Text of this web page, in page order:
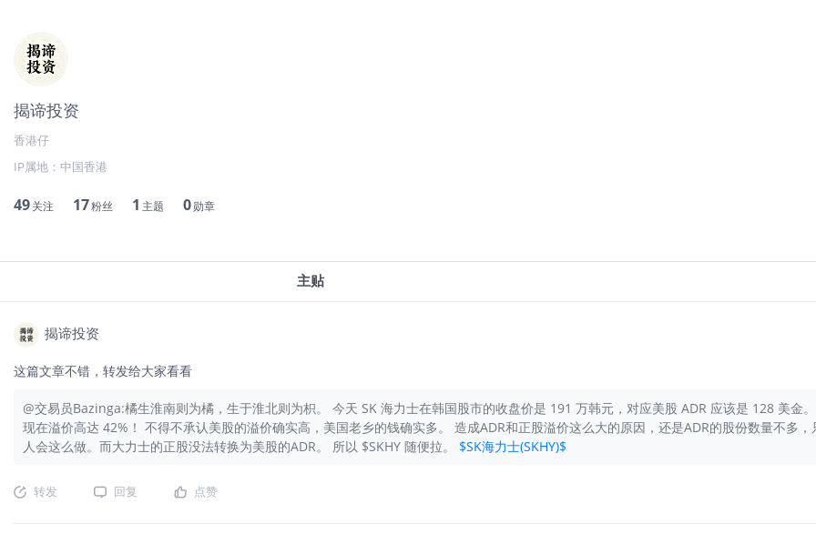
揭谛投资
香港仔
IP属地： 中国香港
49关注 17粉丝 1 主题 0勋章
主贴
揭谛投资
这篇文章不错，转发给大家看看
@交易员Bazinga:橘生淮南则为橘，生于淮北则为枳。 今天 SK 海力士在韩国股市的收盘价是 191 万韩元，对应美股 ADR 应该是 128 美金
现在溢价高达 42%！ 不得不承认美股的溢价确实高，美国老乡的钱确实多。 造成ADR和正股溢价这么大的原因，还是ADR的股份数量不多
人会这么做。而大力士的正股没法转换为美股的ADR。 所以 $SKHY 随便拉。 $SK海力士(SKHY)$
转发 回复 点赞